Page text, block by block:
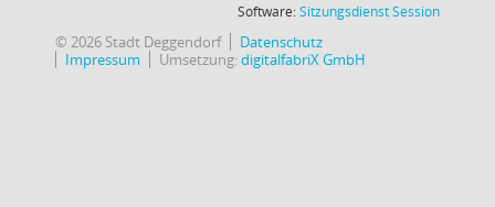
Software:SitzungsdienstSession(Wird in
© 2026 Stadt Deggendorf
Datenschutz
Impressum
Umsetzung:digitalfabriX GmbH